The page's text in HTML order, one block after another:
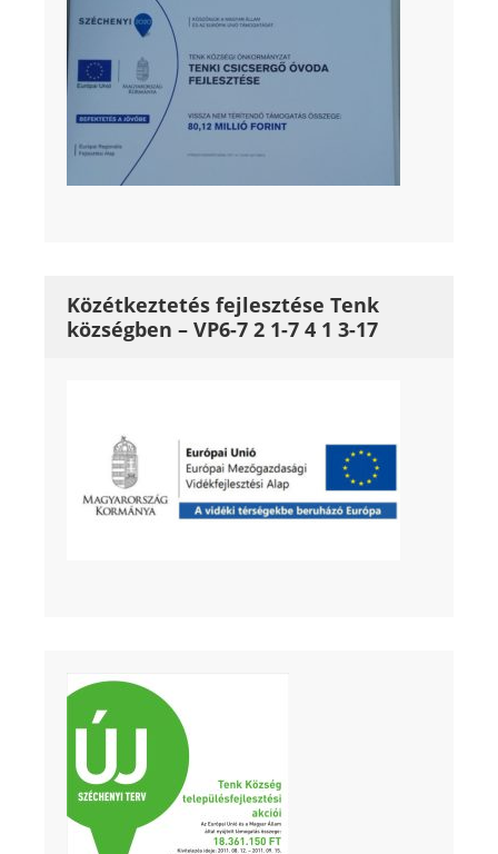
Közétkeztetés fejlesztése Tenk
községben – VP6-7 2 1-7 4 1 3-17